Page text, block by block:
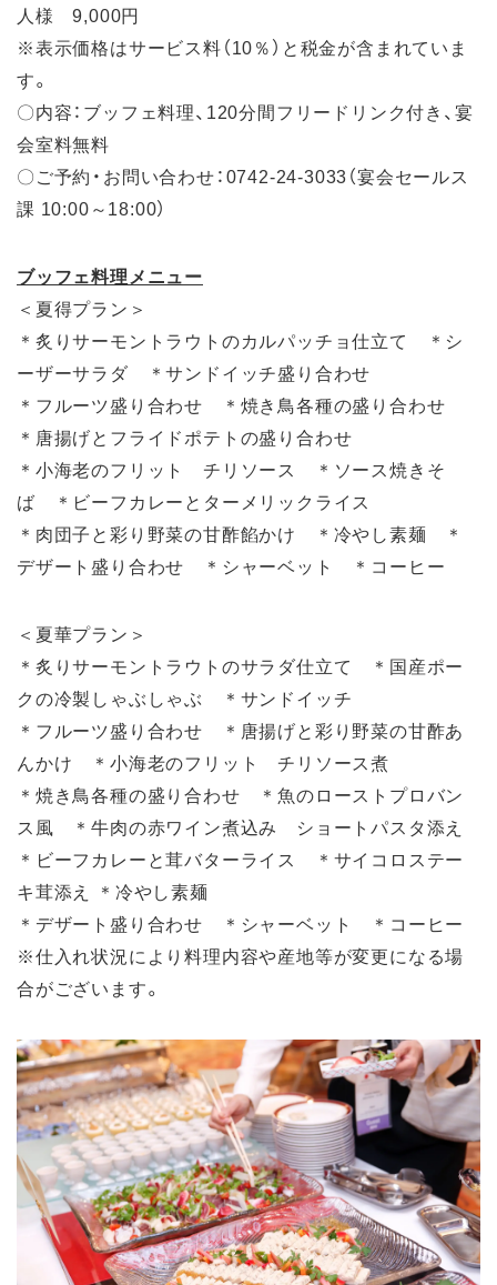
人様 9,000円
※表示価格はサービス料（10％）と税金が含まれていま
す。
〇内容：ブッフェ料理、120分間フリードリンク付き、宴
会室料無料
〇ご予約・お問い合わせ：0742-24-3033（宴会セールス
課 10:00～18:00）
ブッフェ料理メニュー
＜夏得プラン＞
＊炙りサーモントラウトのカルパッチョ仕立て ＊シ
ーザーサラダ ＊サンドイッチ盛り合わせ
＊フルーツ盛り合わせ ＊焼き鳥各種の盛り合わせ
＊唐揚げとフライドポテトの盛り合わせ
＊小海老のフリット チリソース ＊ソース焼きそ
ば ＊ビーフカレーとターメリックライス
＊肉団子と彩り野菜の甘酢餡かけ ＊冷やし素麺 ＊
デザート盛り合わせ ＊シャーベット ＊コーヒー
＜夏華プラン＞
＊炙りサーモントラウトのサラダ仕立て ＊国産ポー
クの冷製しゃぶしゃぶ ＊サンドイッチ
＊フルーツ盛り合わせ ＊唐揚げと彩り野菜の甘酢あ
んかけ ＊小海老のフリット チリソース煮
＊焼き鳥各種の盛り合わせ ＊魚のローストプロバン
ス風 ＊牛肉の赤ワイン煮込み ショートパスタ添え
＊ビーフカレーと茸バターライス ＊サイコロステー
キ茸添え ＊冷やし素麺
＊デザート盛り合わせ ＊シャーベット ＊コーヒー
※仕入れ状況により料理内容や産地等が変更になる場
合がございます。